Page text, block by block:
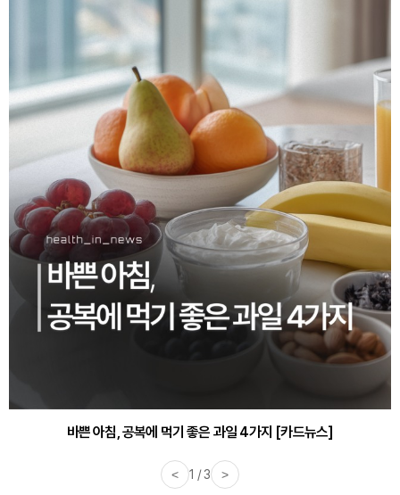
바쁜 아침, 공복에 먹기 좋은 과일 4가지 [카드뉴스]
30대부터 유병률 2배...여자에게 꼭 필요한 검사는? [카드뉴스]
< 1 / 3 >